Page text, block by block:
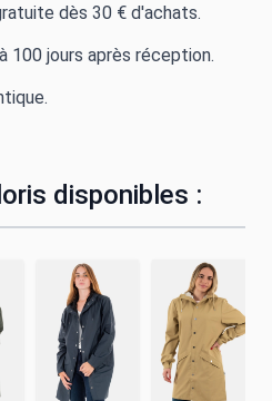
dès 30 € d'achats.
100 jours après réception.
disponibles :